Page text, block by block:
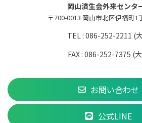
岡山済生会外来センタ
〒700-0013 岡山市北区伊福町1
TEL : 086-252-2211 (
FAX : 086-252-7375 (
お問い合わせ
公式LINE